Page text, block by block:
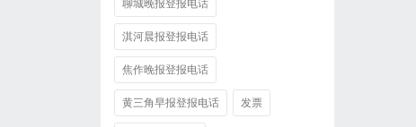
聊城晚报登报电话
淇河晨报登报电话
焦作晚报登报电话
黄三角早报登报电话 发票